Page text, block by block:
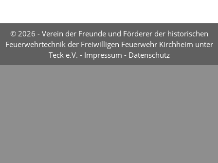
© 2026 - Verein der Freunde und Förderer der historischen
Feuerwehrtechnik der Freiwilligen Feuerwehr Kirchheim unter
Teck e.V. - Impressum - Datenschutz